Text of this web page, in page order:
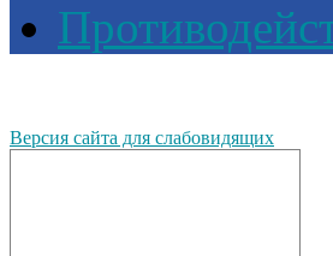
Версия сайта для слабовидящих